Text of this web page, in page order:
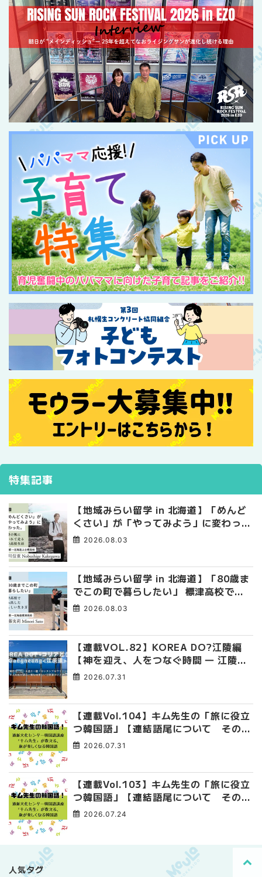
特集記事
【地域みらい留学 in 北海道】「めんど
くさい」が「やってみよう」に変わっ
た。 十勝の風に吹かれて走る、僕の泥
2026.08.03
【地域みらい留学 in 北海道】「80歳ま
でこの町で暮らしたい」 標津高校で踏
み出した、私らしい生き方
2026.08.03
【連載VOL.82】KOREA DO?江陵編
【神を迎え、人をつなぐ時間 ― 江陵端
午祭 】
2026.07.31
【連載Vol.104】キム先生の「旅に役立
つ韓国語」【連結語尾について その
4】2026.07.31
【連載Vol.103】キム先生の「旅に役立
つ韓国語」【連結語尾について その
3】2026.07.24
人気タグ